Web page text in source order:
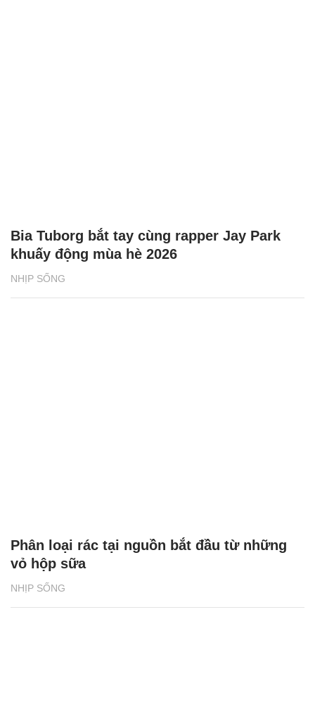
NHỊP SỐNG
Bia Tuborg bắt tay cùng rapper Jay Park
khuấy động mùa hè 2026
NHỊP SỐNG
Phân loại rác tại nguồn bắt đầu từ những
vỏ hộp sữa